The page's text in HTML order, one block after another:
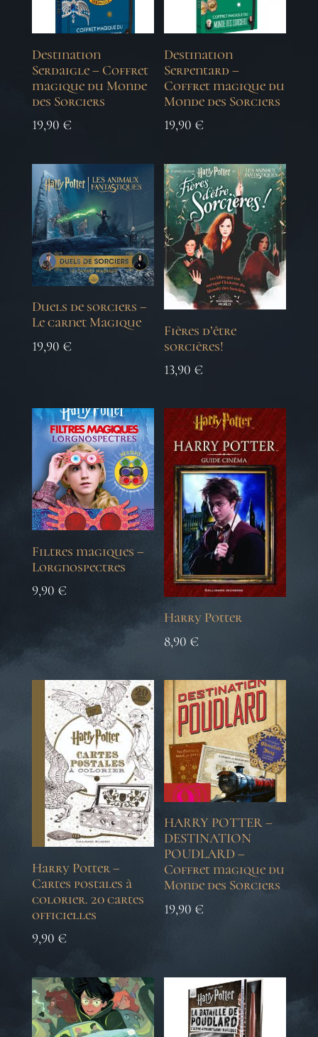
Destination
Serdaigle – Coffret
magique du Monde
des Sorciers
19,90 €
Destination
Serpentard –
Coffret magique du
Monde des Sorciers
19,90 €
Duels de sorciers –
Le carnet Magique
19,90 €
Fières d’être
sorcières!
13,90 €
Filtres magiques –
Lorgnospectres
9,90 €
Harry Potter
8,90 €
Harry Potter –
Cartes postales à
colorier. 20 cartes
officielles
9,90 €
HARRY POTTER –
DESTINATION
POUDLARD –
Coffret magique du
Monde des Sorciers
19,90 €